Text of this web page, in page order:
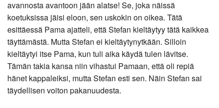
avannosta avantoon jään alatse! Se, joka näissä
koetuksissa jäisi eloon, sen uskokin on oikea. Tätä
esittäessä Pama ajatteli, että Stefan kieltäytyy tätä kaikkea
täyttämästä. Mutta Stefan ei kieltäytynytkään. Silloin
kieltäytyi itse Pama, kun tuli aika käydä tulen lävitse.
Tämän takia kansa niin vihastui Pamaan, että oli repiä
hänet kappaleiksi, mutta Stefan esti sen. Näin Stefan sai
täydellisen voiton pakanuudesta.